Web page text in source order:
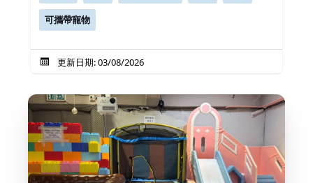
可攜帶寵物
更新日期: 03/08/2026